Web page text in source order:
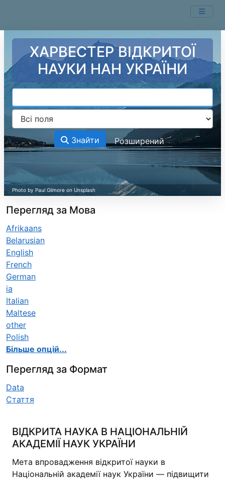
ХАРВЕСТЕР ВІДКРИТОЇ
НАУКИ НАН УКРАЇНИ
Знайти Розширений
Перегляд за Мова
Afrikaans
Belarusian
English
French
German
ia
Italian
Maltese
other
Polish
Більше опцій...
Перегляд за Формат
Data
Стаття
ВІДКРИТА НАУКА В НАЦІОНАЛЬНІЙ
АКАДЕМІЇ НАУК УКРАЇНИ
Мета впровадження відкритої науки в
Національній академії наук України — підвищити